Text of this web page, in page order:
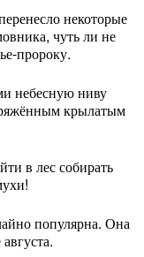
некоторые
чуть ли не
пророку.
небесную ниву
крылатым
в лес собирать
популярна. Она